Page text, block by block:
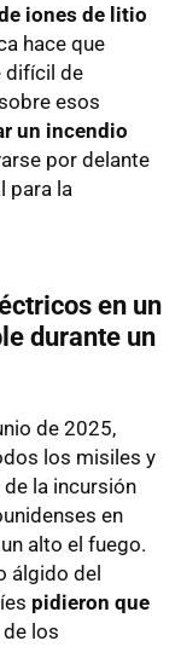
iones de litio
hace que
difícil de
esos
un incendio
por delante
para la
en un
durante un
de 2025,
los misiles y
la incursión
en
alto el fuego.
álgido del
pidieron que
de los